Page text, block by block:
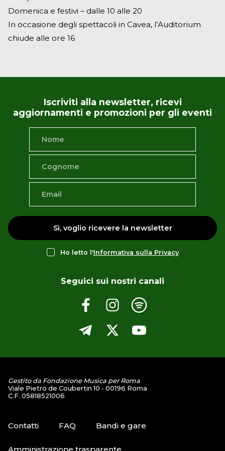
Libri Come Potere
, a cura di Michele De Mieri,
Rosa Polacco e Marino Sinibaldi, si terrà all'
Auditorium Parco della Musica di Roma Ennio
È possibile scaricare il biglietto registrandosi sul sito
Ticketone.it o presso botteghino dell’Auditorium
Parco della Musica Ennio Morricone.
Domenica e festivi – dalle 10 alle 20
In occasione degli spettacoli in Cavea, l’Auditorium
chiude alle ore 16
Iscriviti alla newsletter, ricevi
aggiornamenti e promozioni per gli eventi
Sì, voglio ricevere la newsletter
Ho letto l'Informativa sulla Privacy
Seguici sui nostri canali
Gestito da Fondazione Musica per Roma
Viale Pietro de Coubertin 10 - 00196 Roma
C.F. 05818521006
Contatti FAQ Bandi e gare